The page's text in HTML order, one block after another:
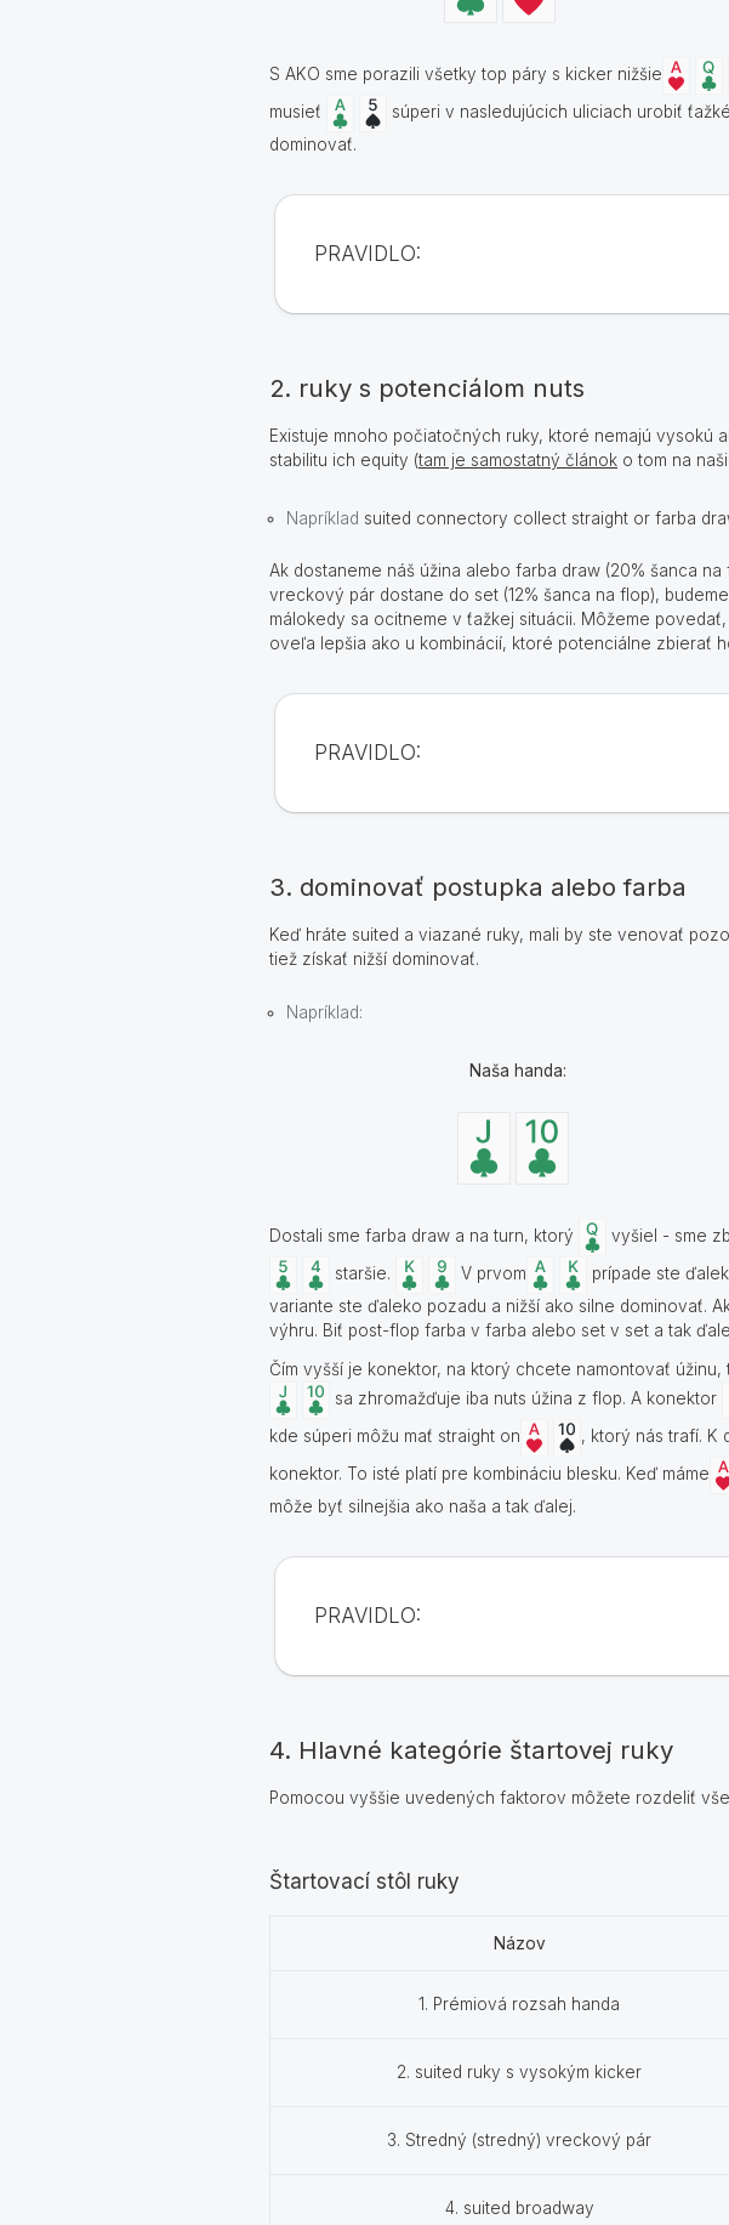
S AKO sme porazili všetky top páry s kicker nižšie
musieť
súperi v nasledujúcich uliciach urobiť
dominovať.
PRAVIDLO:
2. ruky s potenciálom nuts
Existuje mnoho počiatočných ruky, ktoré nemajú vysokú
stabilitu ich equity (tam je samostatný článok o tom na
Napríklad suited connectory collect straight or farba
Ak dostaneme náš úžina alebo farba draw (20% šanca
vreckový pár dostane do set (12% šanca na flop),
málokedy sa ocitneme v ťažkej situácii. Môžeme
oveľa lepšia ako u kombinácií, ktoré potenciálne zbierať
PRAVIDLO:
3. dominovať postupka alebo farba
Keď hráte suited a viazané ruky, mali by ste venovať
tiež získať nižší dominovať.
Napríklad:
Naša handa:
Dostali sme farba draw a na turn, ktorý vyšiel - sme
staršie.
V prvom
prípade ste
variante ste ďaleko pozadu a nižší ako silne dominovať.
výhru. Biť post-flop farba v farba alebo set v set a tak
Čím vyšší je konektor, na ktorý chcete namontovať
sa zhromažďuje iba nuts úžina z flop. A konektor
kde súperi môžu mať straight on
, ktorý nás trafí. K
konektor. To isté platí pre kombináciu blesku. Keď máme
môže byť silnejšia ako naša a tak ďalej.
PRAVIDLO:
4. Hlavné kategórie štartovej ruky
Pomocou vyššie uvedených faktorov môžete rozdeliť
Štartovací stôl ruky
Názov
1. Prémiová rozsah handa
2. suited ruky s vysokým kicker
3. Stredný (stredný) vreckový pár
4. suited broadway